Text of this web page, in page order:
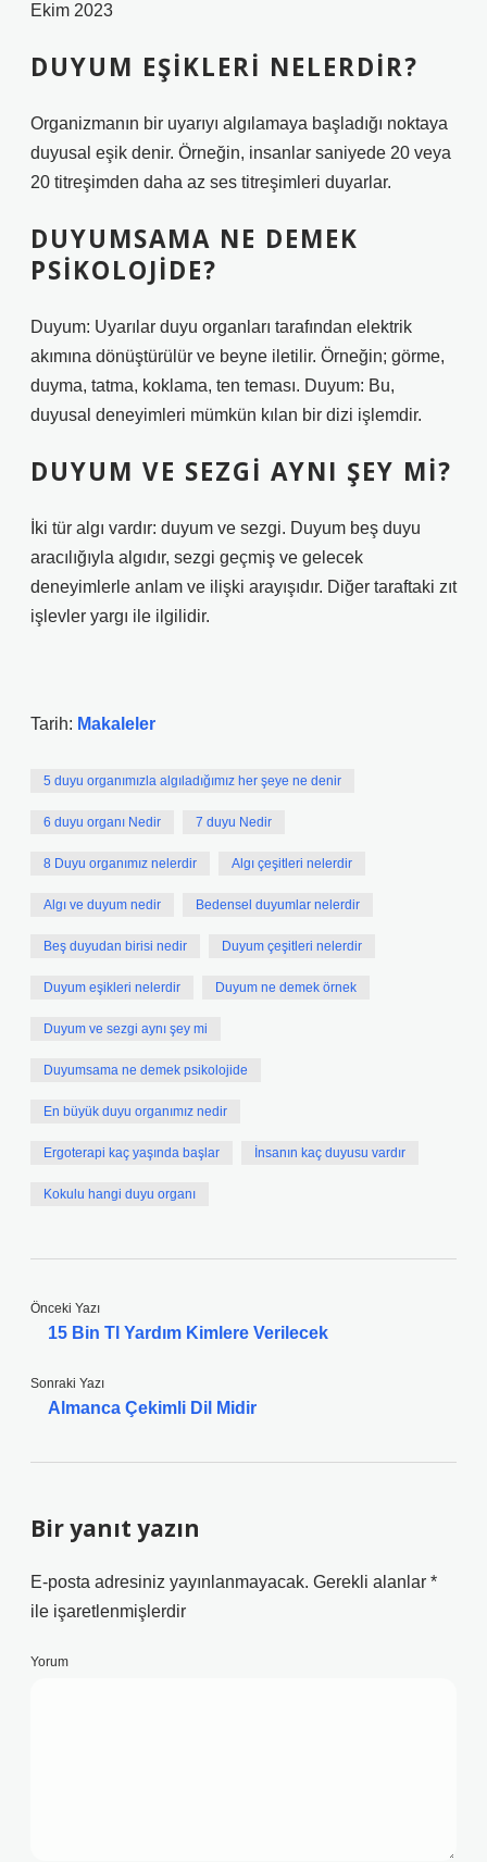
Ekim 2023
DUYUM EŞIKLERI NELERDIR?
Organizmanın bir uyarıyı algılamaya başladığı noktaya
duyusal eşik denir. Örneğin, insanlar saniyede 20 veya
20 titreşimden daha az ses titreşimleri duyarlar.
DUYUMSAMA NE DEMEK
PSIKOLOJIDE?
Duyum: Uyarılar duyu organları tarafından elektrik
akımına dönüştürülür ve beyne iletilir. Örneğin; görme,
duyma, tatma, koklama, ten teması. Duyum: Bu,
duyusal deneyimleri mümkün kılan bir dizi işlemdir.
DUYUM VE SEZGI AYNI ŞEY MI?
İki tür algı vardır: duyum ve sezgi. Duyum ​​beş duyu
aracılığıyla algıdır, sezgi geçmiş ve gelecek
deneyimlerle anlam ve ilişki arayışıdır. Diğer taraftaki zıt
işlevler yargı ile ilgilidir.
Tarih: Makaleler
5 duyu organımızla algıladığımız her şeye ne denir
6 duyu organı Nedir 7 duyu Nedir
8 Duyu organımız nelerdir Algı çeşitleri nelerdir
Algı ve duyum nedir Bedensel duyumlar nelerdir
Beş duyudan birisi nedir Duyum çeşitleri nelerdir
Duyum eşikleri nelerdir Duyum ne demek örnek
Duyum ve sezgi aynı şey mi
Duyumsama ne demek psikolojide
En büyük duyu organımız nedir
Ergoterapi kaç yaşında başlar İnsanın kaç duyusu vardır
Kokulu hangi duyu organı
Önceki Yazı
15 Bin Tl Yardım Kimlere Verilecek
Sonraki Yazı
Almanca Çekimli Dil Midir
Bir yanıt yazın
E-posta adresiniz yayınlanmayacak. Gerekli alanlar *
ile işaretlenmişlerdir
Yorum